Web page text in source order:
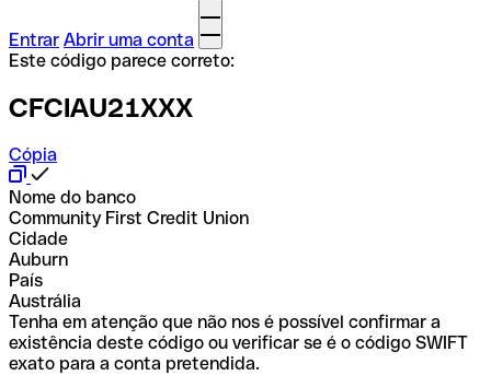
Entrar Abrir uma conta
Este código parece correto:
CFCIAU21XXX
Cópia
Nome do banco
Community First Credit Union
Cidade
Auburn
País
Austrália
Tenha em atenção que não nos é possível confirmar a
existência deste código ou verificar se é o código SWIFT
exato para a conta pretendida.